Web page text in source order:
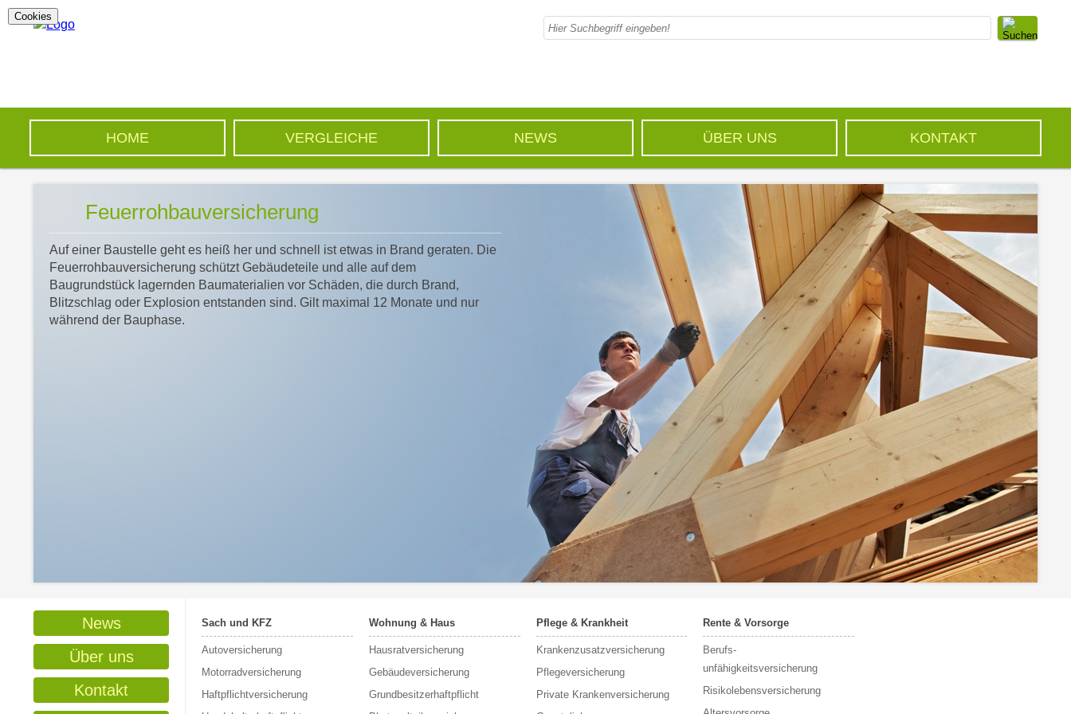
HOME VERGLEICHE NEWS ÜBER UNS KONTAKT
Feuerrohbauversicherung
Auf einer Baustelle geht es heiß her und schnell ist etwas in Brand geraten. Die
Feuerrohbauversicherung schützt Gebäudeteile und alle auf dem
Baugrundstück lagernden Baumaterialien vor Schäden, die durch Brand,
Blitzschlag oder Explosion entstanden sind. Gilt maximal 12 Monate und nur
während der Bauphase.
News
Über uns
Kontakt
Sach und KFZ
Autoversicherung
Motorradversicherung
Haftpflichtversicherung
Wohnung & Haus
Hausratversicherung
Gebäudeversicherung
Grundbesitzerhaftpflicht
Pflege & Krankheit
Krankenzusatzversicherung
Pflegeversicherung
Private Krankenversicherung
Rente & Vorsorge
Berufs­
unfähigkeitsversicherung
Risikolebensversicherung
Cookies